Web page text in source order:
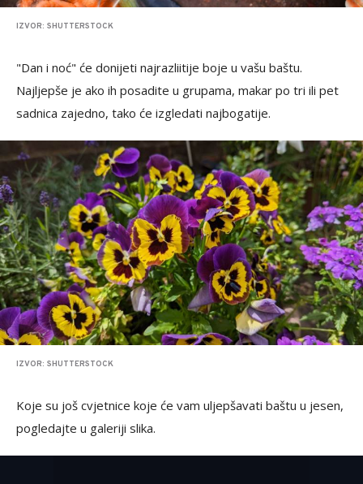
IZVOR: SHUTTERSTOCK
"Dan i noć" će donijeti najrazliitije boje u vašu baštu.
Najljepše je ako ih posadite u grupama, makar po tri ili pet
sadnica zajedno, tako će izgledati najbogatije.
IZVOR: SHUTTERSTOCK
Koje su još cvjetnice koje će vam uljepšavati baštu u jesen,
pogledajte u galeriji slika.